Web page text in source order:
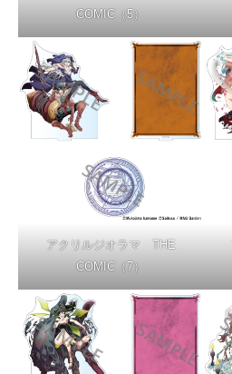
COMIC（5）
アクリルジオラマ THE
COMIC（7）